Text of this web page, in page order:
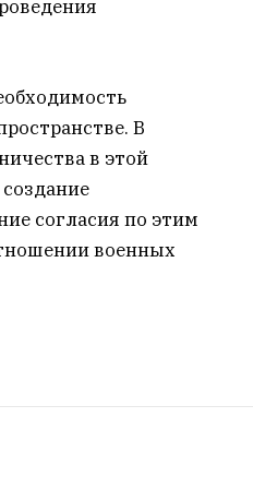
В
в этой
согласия по этим
военных